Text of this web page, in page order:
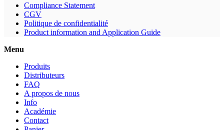
Compliance Statement
CGV
Politique de confidentialité
Product information and Application Guide
Menu
Produits
Distributeurs
FAQ
A propos de nous
Info
Académie
Contact